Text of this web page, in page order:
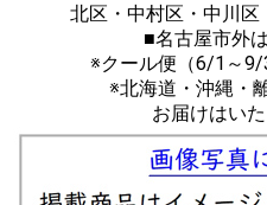
北区・中村区・中川
■名古屋市外
※クール便（6/1～9/
※北海道・沖縄・
お届けはいた